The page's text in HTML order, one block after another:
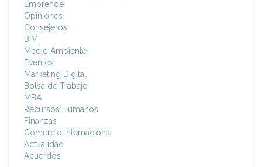
Emprende
Opiniones
Consejeros
BIM
Medio Ambiente
Eventos
Marketing Digital
Bolsa de Trabajo
MBA
Recursos Humanos
Finanzas
Comercio Internacional
Actualidad
Acuerdos